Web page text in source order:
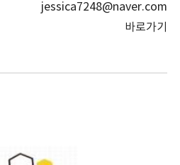
jessica7248@naver.com
바로가기